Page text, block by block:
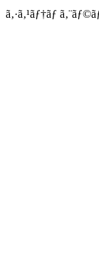
ã‚·ã‚¹ãƒ†ãƒ